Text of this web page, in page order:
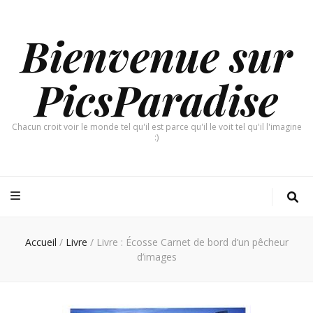
Bienvenue sur
PicsParadise
Chacun croit voir le monde tel qu'il est parce qu'il le voit tel qu'il l'imagine
:)
Accueil / Livre / Livre : Écosse Carnet de bord d’un pêcheur
d’images